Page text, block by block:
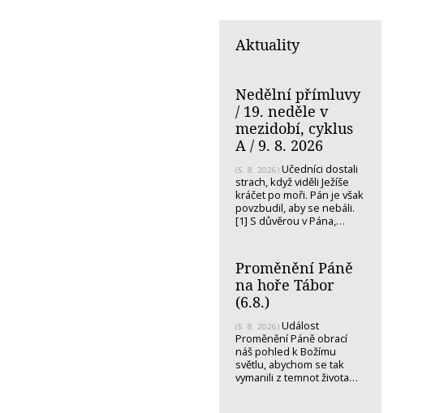
Aktuality
Nedělní přímluvy
/ 19. neděle v
mezidobí, cyklus
A / 9. 8. 2026
(5. 8. 2026) Učedníci dostali
strach, když viděli Ježíše
kráčet po moři. Pán je však
povzbudil, aby se nebáli.
[1] S důvěrou v Pána,…
Proměnění Páně
na hoře Tábor
(6.8.)
(5. 8. 2026) Událost
Proměnění Páně obrací
náš pohled k Božímu
světlu, abychom se tak
vymanili z temnot života…